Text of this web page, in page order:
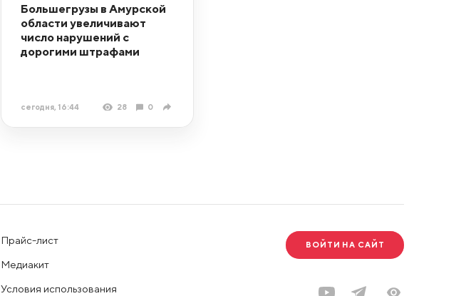
Большегрузы в Амурской
области увеличивают
число нарушений с
дорогими штрафами
сегодня, 16:44 28 0
Прайс-лист
Медиакит
Условия использования
ВОЙТИ НА САЙТ